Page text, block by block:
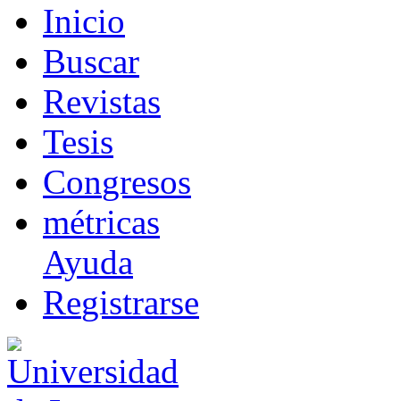
Inicio
Buscar
Revistas
Tesis
Congresos
métricas
Ayuda
Registrarse